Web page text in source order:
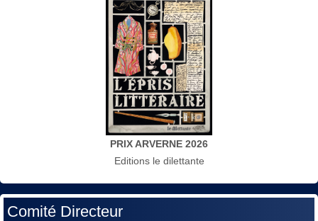
PRIX ARVERNE 2026
Editions le dilettante
Comité Directeur